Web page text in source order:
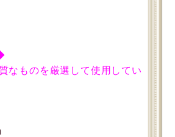
なものを厳選して使用してい